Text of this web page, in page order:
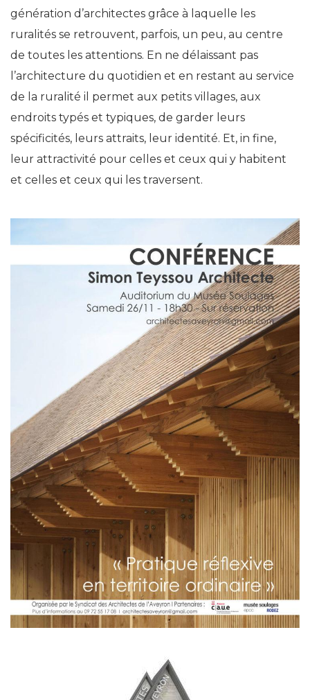
génération d’architectes grâce à laquelle les
ruralités se retrouvent, parfois, un peu, au centre
de toutes les attentions. En ne délaissant pas
l’architecture du quotidien et en restant au service
de la ruralité il permet aux petits villages, aux
endroits typés et typiques, de garder leurs
spécificités, leurs attraits, leur identité. Et, in fine,
leur attractivité pour celles et ceux qui y habitent
et celles et ceux qui les traversent.